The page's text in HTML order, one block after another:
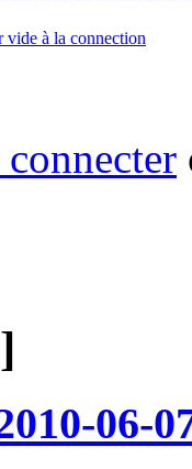
vide à la connection
06-